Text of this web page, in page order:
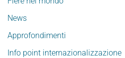
News
Approfondimenti
Info point internazionalizzazione